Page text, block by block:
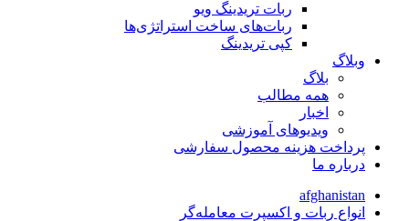
ربات تریدینگ ویو
ربات‌های ساخت استراتژی‌ها
کپی تریدینگ
وبلاگ
بلاگ
همه مطالب
اخبار
ویدیوهای آموزشی
پرداخت هزینه محصول سفارشی
درباره ما
afghanistan
انواع ربات و اکسپرت معامله‌گر